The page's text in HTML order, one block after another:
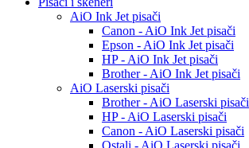
AiO Ink Jet pisači
Canon - AiO Ink Jet pisači
Epson - AiO Ink Jet pisači
HP - AiO Ink Jet pisači
Brother - AiO Ink Jet pisači
AiO Laserski pisači
Brother - AiO Laserski pisači
HP - AiO Laserski pisači
Canon - AiO Laserski pisači
Ostali - AiO Laserski pisači